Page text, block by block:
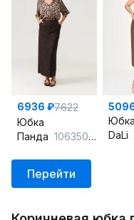
6936 ₽7622
Юбка
Панда 106350 коричневый
Юбка
DaLi
Перейти